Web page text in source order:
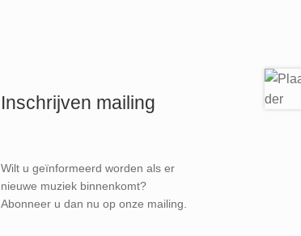
Inschrijven mailing
Wilt u geïnformeerd worden als er
nieuwe muziek binnenkomt?
Abonneer u dan nu op onze mailing.